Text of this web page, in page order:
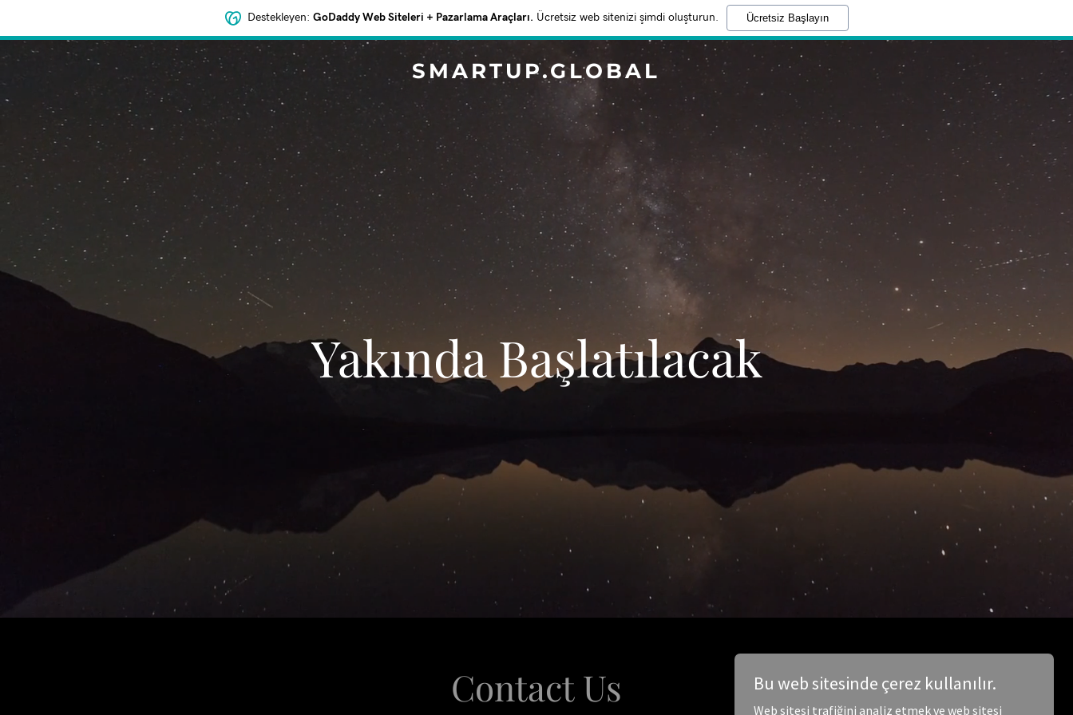
Destekleyen: GoDaddy Web Siteleri + Pazarlama Araçları. Ücretsiz web sitenizi şimdi oluşturun. Ücretsiz Başlayın
SMARTUP.GLOBAL
‌Yakında Başlatılacak
Contact Us Bu web sitesinde çerez kullanılır.
Web sitesi trafiğini analiz etmek ve web sitesi